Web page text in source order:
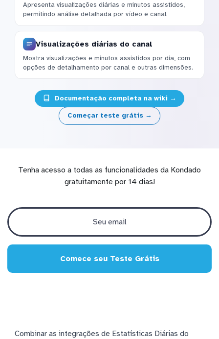
Apresenta visualizações diárias e minutos assistidos,
permitindo análise detalhada por vídeo e canal.
Visualizações diárias do canal
Mostra visualizações e minutos assistidos por dia, com
opções de detalhamento por canal e outras dimensões.
Documentação completa na wiki →
Começar teste grátis →
Tenha acesso a todas as funcionalidades da Kondado
gratuitamente por 14 dias!
Comece seu Teste Grátis
Combinar as integrações de Estatísticas Diárias do